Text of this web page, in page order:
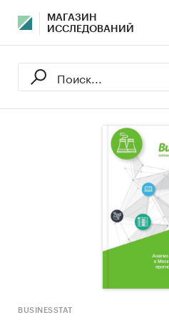
МАГАЗИН
ИССЛЕДОВАНИЙ
BUSINESSTAT